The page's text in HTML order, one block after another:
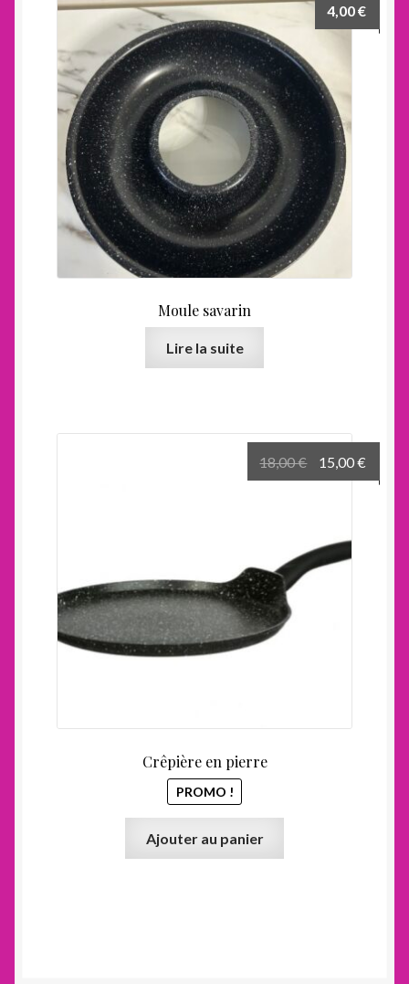
Moule savarin
4,00€
Lire la suite
Crêpière en pierre
PROMO !
18,00€
Le
prix
18,00 €.
15,00€
prix
Ajouter au panier